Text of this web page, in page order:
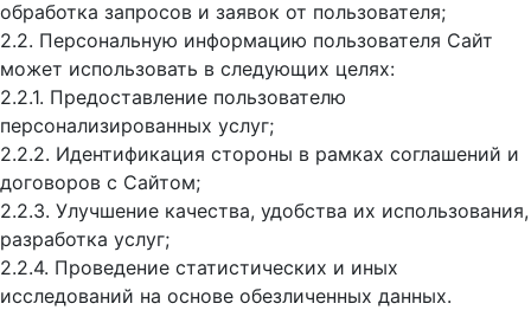
обработка запросов и заявок от пользователя;
2.2. Персональную информацию пользователя Сайт
может использовать в следующих целях:
2.2.1. Предоставление пользователю
персонализированных услуг;
2.2.2. Идентификация стороны в рамках соглашений и
договоров с Сайтом;
2.2.3. Улучшение качества, удобства их использования,
разработка услуг;
2.2.4. Проведение статистических и иных
исследований на основе обезличенных данных.